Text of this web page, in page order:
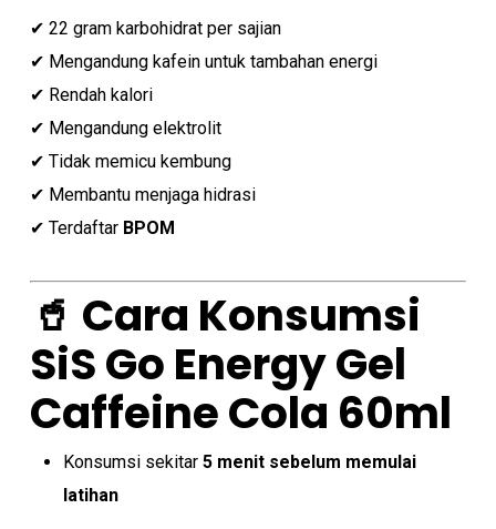
✔ 22 gram karbohidrat per sajian
✔ Mengandung kafein untuk tambahan energi
✔ Rendah kalori
✔ Mengandung elektrolit
✔ Tidak memicu kembung
✔ Membantu menjaga hidrasi
✔ Terdaftar BPOM
🥤 Cara Konsumsi
SiS Go Energy Gel
Caffeine Cola 60ml
Konsumsi sekitar 5 menit sebelum memulai
latihan